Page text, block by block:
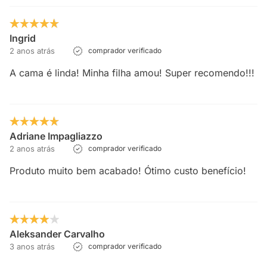
Ingrid
2 anos atrás comprador verificado
A cama é linda! Minha filha amou! Super recomendo!!!
Adriane Impagliazzo
2 anos atrás comprador verificado
Produto muito bem acabado! Ótimo custo benefício!
Aleksander Carvalho
3 anos atrás comprador verificado